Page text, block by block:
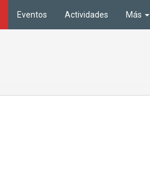
Eventos Actividades Más